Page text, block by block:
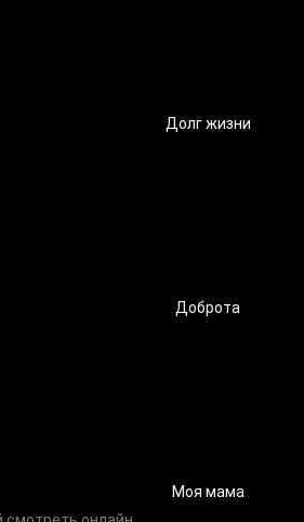
Долг жизни
Доброта
Моя мама